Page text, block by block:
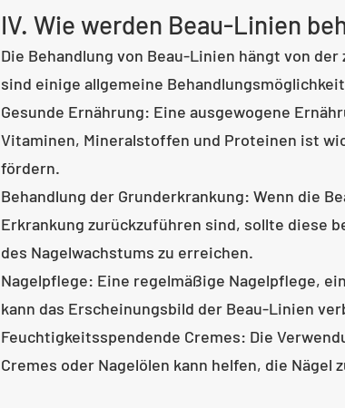
IV. Wie werden Beau-Linien
Die Behandlung von Beau-Linien hängt von
sind einige allgemeine
Gesunde Ernährung: Eine ausgewogene
Vitaminen, Mineralstoffen und Proteinen ist
fördern.
Behandlung der Grunderkrankung: Wenn die
Erkrankung zurückzuführen sind, sollte diese
des Nagelwachstums zu erreichen.
Nagelpflege: Eine regelmäßige Nagelpflege,
kann das Erscheinungsbild der Beau-Linien
Feuchtigkeitsspendende Cremes: Die
Cremes oder Nagelölen kann helfen, die Nägel